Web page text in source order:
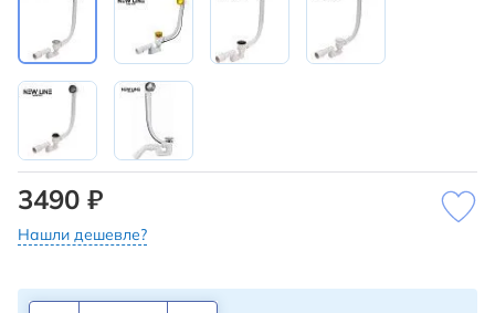
3490 ₽
Нашли дешевле?